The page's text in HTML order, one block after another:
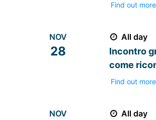
Find out more
NOV
28
All day
Incontro
come
Find out more
NOV All day